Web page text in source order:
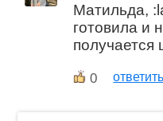
Матильда,
готовила и
0 ответить